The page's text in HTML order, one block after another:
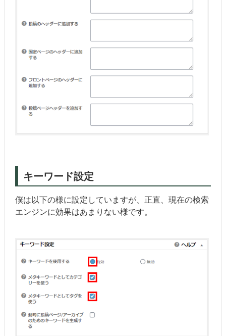
キーワード設定
僕は以下の様に設定していますが、正直、現在の検索
エンジンに効果はあまりない様です。